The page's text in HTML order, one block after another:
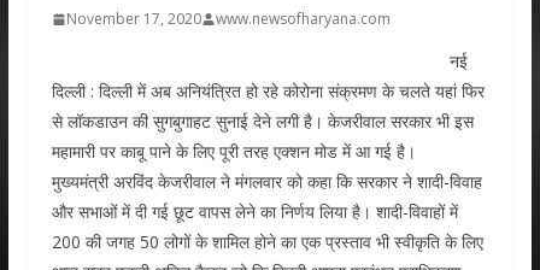
November 17, 2020 www.newsofharyana.com
नई
दिल्ली : दिल्ली में अब अनियंत्रित हो रहे कोरोना संक्रमण के चलते यहां फिर
से लॉकडाउन की सुगबुगाहट सुनाई देने लगी है। केजरीवाल सरकार भी इस
महामारी पर काबू पाने के लिए पूरी तरह एक्शन मोड में आ गई है।
मुख्यमंत्री अरविंद केजरीवाल ने मंगलवार को कहा कि सरकार ने शादी-विवाह
और सभाओं में दी गई छूट वापस लेने का निर्णय लिया है। शादी-विवाहों में
200 की जगह 50 लोगों के शामिल होने का एक प्रस्ताव भी स्वीकृति के लिए